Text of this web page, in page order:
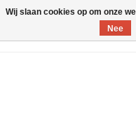
Wij slaan cookies op om onze
Nee